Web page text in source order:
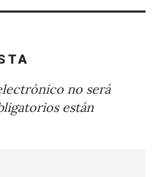
no será
están